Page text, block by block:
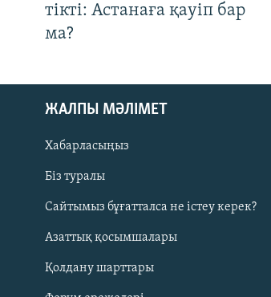
Русский
ЖАЗЫЛЫҢЫЗ
тікті: Астанаға қауіп бар
ма?
ЖАЛПЫ МӘЛІМЕТ
Хабарласыңыз
Біз туралы
Сайтымыз бұғатталса не істеу керек?
Азаттық қосымшалары
Қолдану шарттары